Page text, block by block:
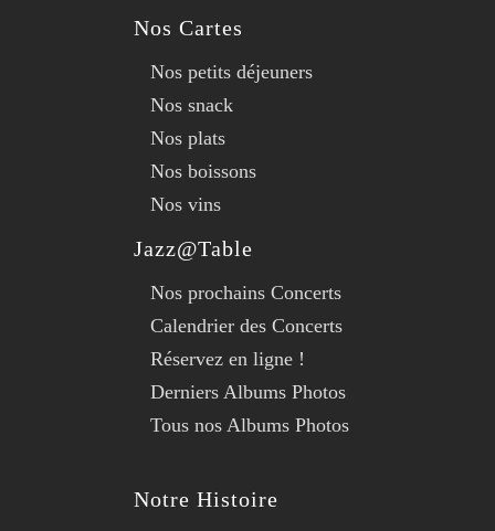
Nos Cartes
Nos petits déjeuners
Nos snack
Nos plats
Nos boissons
Nos vins
Jazz@Table
Nos prochains Concerts
Calendrier des Concerts
Réservez en ligne !
Derniers Albums Photos
Tous nos Albums Photos
Notre Histoire